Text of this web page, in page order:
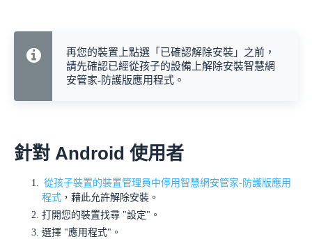
再您的裝置上點選「已確認解除安裝」之前，
請先確認已經從孩子的設備上解除安裝智慧網
安管家-防護版應用程式。
針對 Android 使用者
從孩子裝置的裝置管理員中停用智慧網安管家-防護版應用
程式 ，藉此允許解除安裝。
打開您的裝置找尋 "設定"。
選擇 "應用程式"。